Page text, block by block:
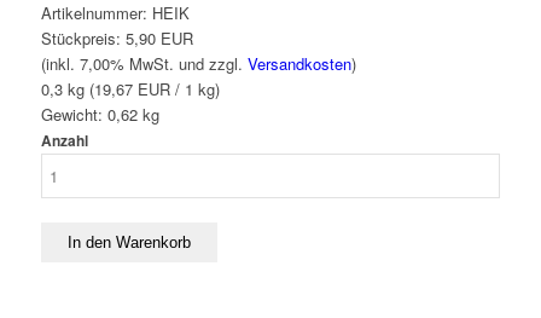
Artikelnummer: HEIK
Stückpreis: 5,90 EUR
(inkl. 7,00% MwSt. und zzgl. Versandkosten)
0,3 kg (19,67 EUR / 1 kg)
Gewicht: 0,62kg
Anzahl